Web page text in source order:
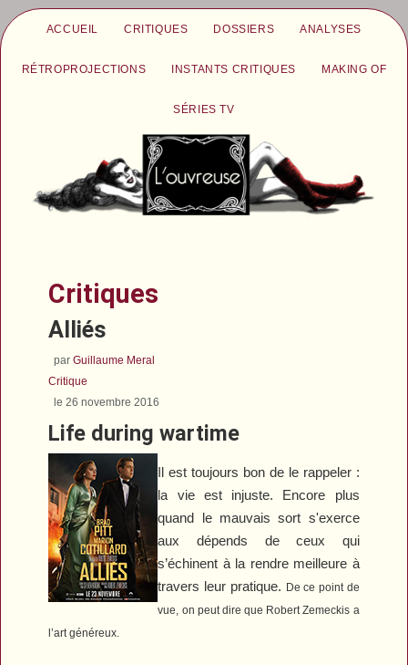
ACCUEIL CRITIQUES DOSSIERS ANALYSES
RÉTROPROJECTIONS INSTANTS CRITIQUES MAKING OF
SÉRIES TV
Critiques
Alliés
parGuillaume Meral
Critique
le 26 novembre 2016
Life during wartime
Il est toujours bon de le rappeler :
la vie est injuste. Encore plus
quand le mauvais sort s'exerce
aux dépends de ceux qui
s’échinent à la rendre meilleure à
travers leur pratique. De ce point de
vue, on peut dire que Robert Zemeckis a
l’art généreux.